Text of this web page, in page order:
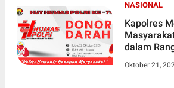
NASIONAL
Kapolres
dalam
Oktober 21,